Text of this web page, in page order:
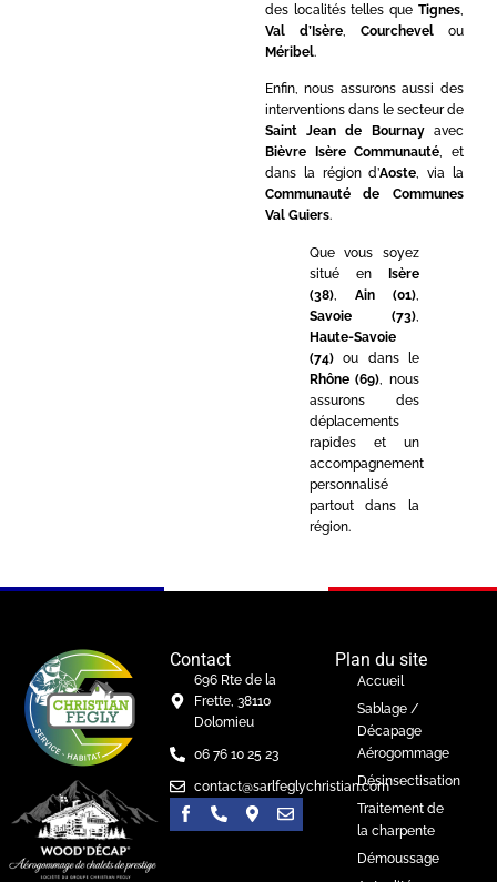
des localités telles que Tignes
Val d’Isère, Courchevelou
Méribel.
Enfin, nous assurons aussi des
interventions dans le secteur de
Saint Jean de Bournayavec
Bièvre Isère Communauté, et
dans la région d’Aoste, via la
Communauté de Communes
Val Guiers.
Que vous soyez
situé en Isère
(38), Ain (01)
Savoie (73)
Haute-Savoie
(74)ou dans le
Rhône (69) , nous
assurons des
déplacements
rapides et un
accompagnement
personnalisé
partout dans la
région.
Contact
696 Rte de la
Frette, 38110
Dolomieu
06 76 10 25 23
contact@sarlfeglychristian.com
Plan du site
Accueil
Sablage /
Décapage
Aérogommage
Désinsectisation
Traitement de
la charpente
Démoussage